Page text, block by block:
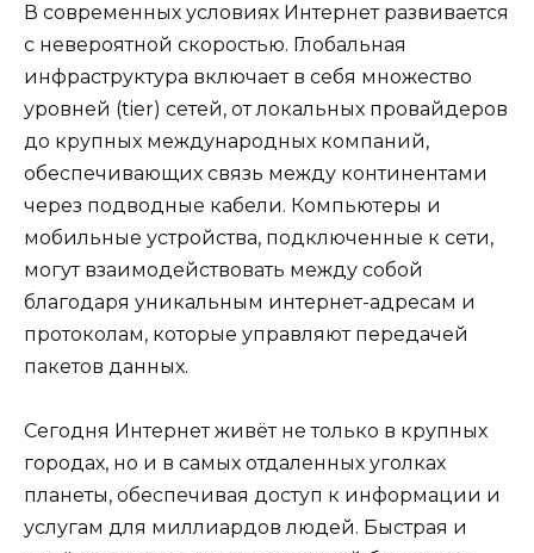
В современных условиях Интернет развивается
с невероятной скоростью. Глобальная
инфраструктура включает в себя множество
уровней (tier) сетей, от локальных провайдеров
до крупных международных компаний,
обеспечивающих связь между континентами
через подводные кабели. Компьютеры и
мобильные устройства, подключенные к сети,
могут взаимодействовать между собой
благодаря уникальным интернет-адресам и
протоколам, которые управляют передачей
пакетов данных.
Сегодня Интернет живёт не только в крупных
городах, но и в самых отдаленных уголках
планеты, обеспечивая доступ к информации и
услугам для миллиардов людей. Быстрая и